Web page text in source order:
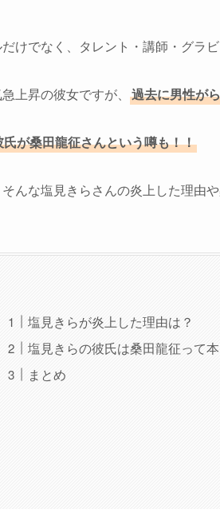
けでなく、タレント・講師・グラ
上昇の彼女ですが、 過去に男性が
氏が桑田龍征さんという噂も！！
んな塩見きらさんの炎上した理由
塩見きらが炎上した理由は？
塩見きらの彼氏は桑田龍征って
まとめ